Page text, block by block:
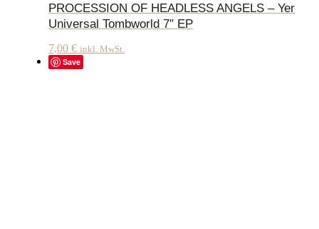
PROCESSION OF HEADLESS ANGELS – Yer
Universal Tombworld 7″ EP
7,00 € inkl. MwSt.
Save